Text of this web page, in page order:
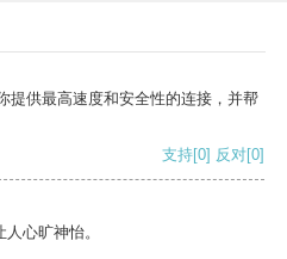
提供最高速度和安全性的连接，并帮
支持[0] 反对[0]
心旷神怡。